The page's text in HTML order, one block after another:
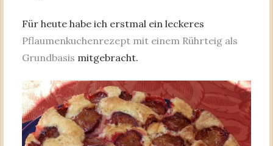
Für heute habe ich erstmal ein leckeres
Pflaumenkuchenrezept mit einem Rührteig als
Grundbasis mitgebracht.